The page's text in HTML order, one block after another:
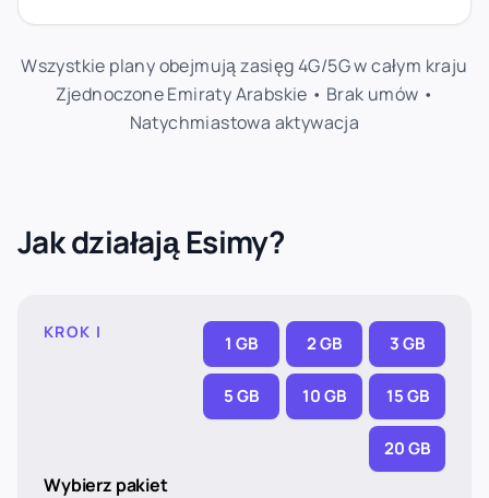
Wszystkie plany obejmują zasięg 4G/5G w całym kraju
Zjednoczone Emiraty Arabskie • Brak umów •
Natychmiastowa aktywacja
Jak działają Esimy?
KROK I
1 GB 2 GB 3 GB
5 GB 10 GB 15 GB
20 GB
Wybierz pakiet